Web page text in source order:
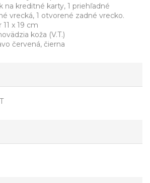
na kreditné karty, 1 priehľadné
vrecká, 1 otvorené zadné vrecko.
x 19 cm
koža (V.T.)
červená, čierna